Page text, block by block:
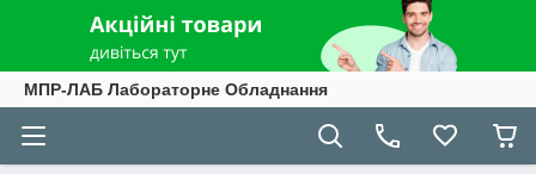
МПР-ЛАБ Лабораторне Обладнання